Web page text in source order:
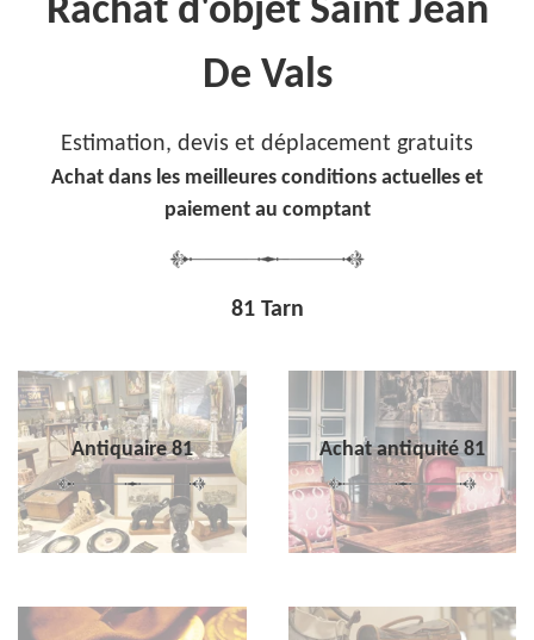
Rachat d'objet Saint Jean
De Vals
Estimation, devis et déplacement gratuits
Achat dans les meilleures conditions actuelles et
paiement au comptant
81 Tarn
Antiquaire 81 Achat antiquité 81